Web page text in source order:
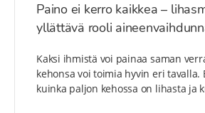
Paino ei kerro kaikkea –
yllättävä rooli
Kaksi ihmistä voi painaa saman
kehonsa voi toimia hyvin eri tavalla.
kuinka paljon kehossa on lihasta ja